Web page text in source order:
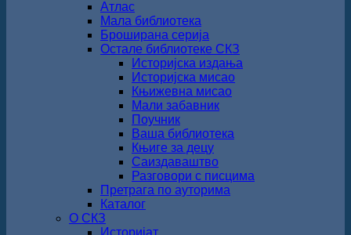
Атлас
Мала библиотека
Броширана серија
Остале библиотеке СКЗ
Историјска издања
Историјска мисао
Књижевна мисао
Мали забавник
Поучник
Ваша библиотека
Књиге за децу
Саиздаваштво
Разговори с писцима
Претрага по ауторима
Каталог
О СКЗ
Историјат